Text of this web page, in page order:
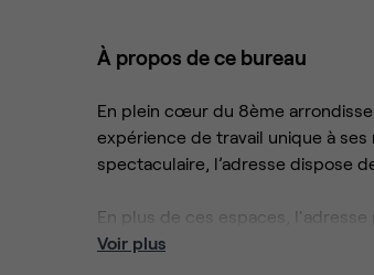
À propos de ce bureau
En plein cœur du 8ème
expérience de travail unique à
spectaculaire, l’adresse dispose
En plus de ces espaces,
une vue à 360° pouvant accueillir
Voir plus